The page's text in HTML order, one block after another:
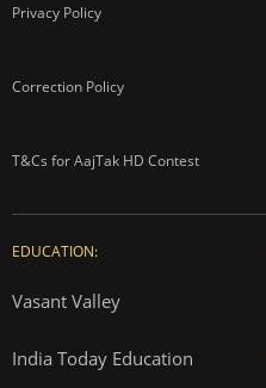
Privacy Policy
Correction Policy
T&Cs for AajTak HD Contest
EDUCATION:
Vasant Valley
India Today Education